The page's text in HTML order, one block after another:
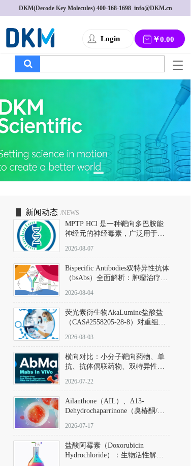
DKM(Decode Key Molecules) 400-168-1698
  info@DKM.cn
Login ￥0.00
T
g
g
l
a
v
i
g
a
新闻动态 /NEWS
MPTP HCl 是一种靶向多巴胺能
神经元的神经毒素，广泛用于构
以盐酸盐形式存在，可触发线粒
体介导的神经元凋亡。其经典应
用即为选择性损毁中脑黑质致密
部多巴胺能神经元，从而可靠模
拟帕金森病的核心病理与行为表
2026-08-07
Bispecific Antibodies双特异性抗体
（bsAbs）全面解析：肿瘤治疗的
2026-08-04
荧光素衍生物AkaLumine盐酸盐
（CAS#2558205-28-8）对重组萤
数（Km）为2.06 μM；其近红外
发光特性赋予优异的组织穿透能
力，大幅增强成像信噪比，从而
实现活体动物模型中极低给药剂
量下的高灵敏度、非侵入式生物
2026-08-03
横向对比：小分子靶向药物、单
抗、抗体偶联药物、双特异性抗
及应用瓶颈
2026-07-22
Ailanthone（AIL）、Δ13-
Dehydrochaparrinone（臭椿酮/臭
DKM货号 D806885
2026-07-17
盐酸阿霉素（Doxorubicin
Hydrochloride）：生物活性解